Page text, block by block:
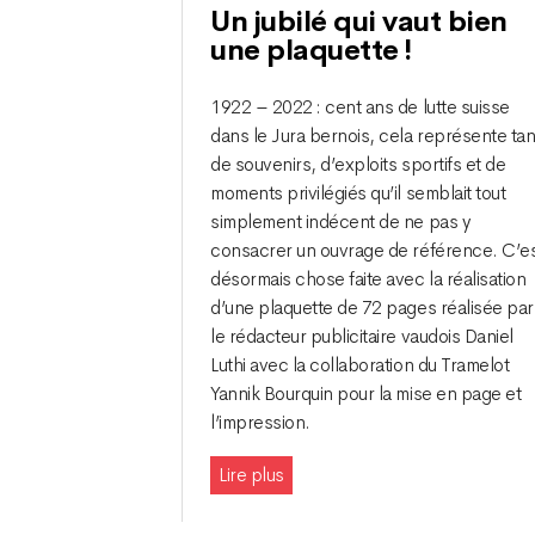
Un jubilé qui vaut bien
une plaquette !
1922 – 2022 : cent ans de lutte suisse
dans le Jura bernois, cela représente
de souvenirs, d’exploits sportifs et de
moments privilégiés qu’il semblait tout
simplement indécent de ne pas y
consacrer un ouvrage de référence.
désormais chose faite avec la réalisation
d’une plaquette de 72 pages réalisée par
le rédacteur publicitaire vaudois Daniel
Luthi avec la collaboration du Tramelot
Yannik Bourquin pour la mise en page et
l’impression.
Lire plus